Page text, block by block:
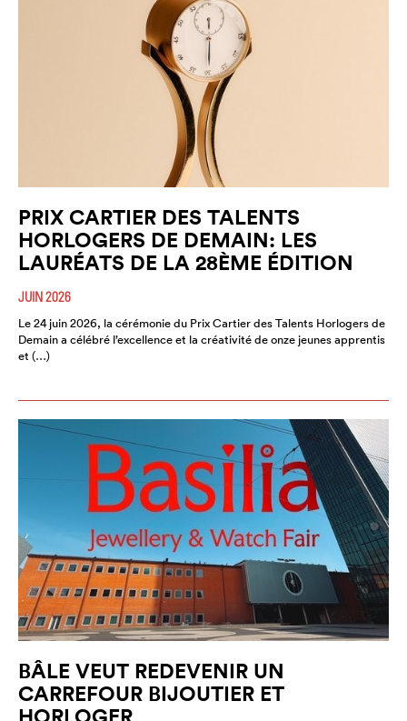
PRIX CARTIER DES TALENTS
HORLOGERS DE DEMAIN: LES
LAURÉATS DE LA 28ÈME ÉDITION
JUIN 2026
Le 24 juin 2026, la cérémonie du Prix Cartier des Talents Horlogers de
Demain a célébré l’excellence et la créativité de onze jeunes apprentis
et (…)
BÂLE VEUT REDEVENIR UN
CARREFOUR BIJOUTIER ET